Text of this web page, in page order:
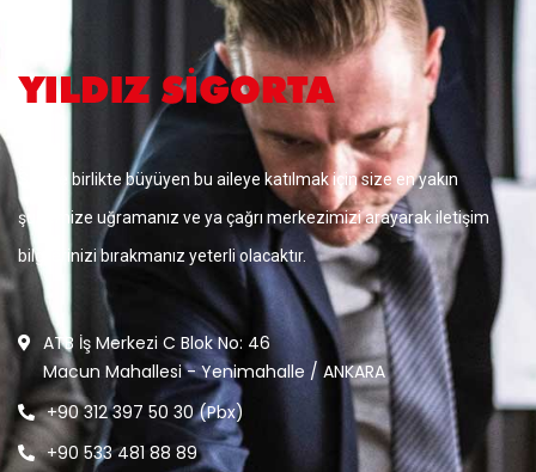
Sizinle birlikte büyüyen bu aileye katılmak için size en yakın
şubemize uğramanız ve ya çağrı merkezimizi arayarak iletişim
bilgilerinizi bırakmanız yeterli olacaktır.
ATB İş Merkezi C Blok No: 46
Macun Mahallesi - Yenimahalle / ANKARA
+90 312 397 50 30 (Pbx)
+90 533 481 88 89